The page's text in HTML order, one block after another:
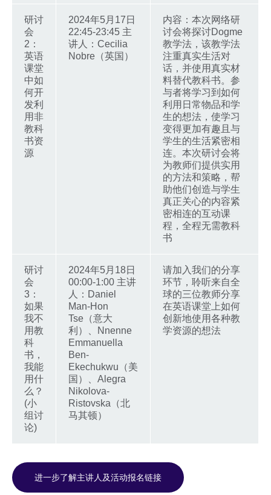
研讨
会
2：
英语
课堂
中如
何开
发利
用非
教科
书资
源
2024年5月17日
22:45-23:45 主
讲人：Cecilia
Nobre（英国）
内容：本次网络研
讨会将探讨Dogme
教学法，该教学法
注重真实生活对
话，并使用真实材
料替代教科书。参
与者将学习到如何
利用日常物品和学
生的想法，使学习
变得更加有趣且与
学生的生活紧密相
连。本次研讨会将
为教师们提供实用
的方法和策略，帮
助他们创造与学生
真正关心的内容紧
密相连的互动课
程，全程无需教科
书
研讨
会
3：
如果
我不
用教
科
书，
我能
用什
么？
(小
组讨
论)
2024年5月18日
00:00-1:00 主讲
人：Daniel
Man-Hon
Tse（意大
利）、Nnenne
Emmanuella
Ben-
Ekechukwu（美
国）、Alegra
Nikolova-
Ristovska（北
马其顿）
请加入我们的分享
环节，聆听来自全
球的三位教师分享
在英语课堂上如何
创新地使用各种教
学资源的想法
进一步了解主讲人及活动报名链接